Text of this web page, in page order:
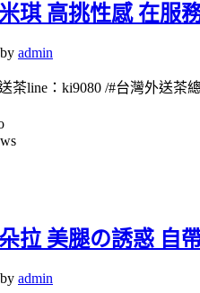
琪 高挑性感 在服
admin
茶line：ki9080 /#台灣外送茶
拉 美腿の誘惑 自
admin